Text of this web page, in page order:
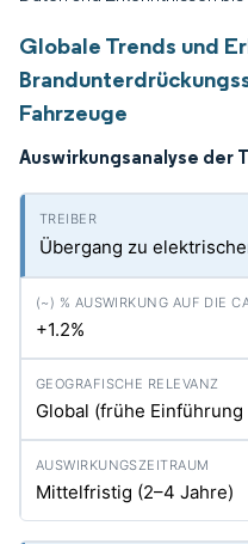
Globale Trends und
Fahrzeuge
Auswirkungsanalyse der
Übergang zu
+1.2%
Global (frühe
Mittelfristig (2–4 Jahre)